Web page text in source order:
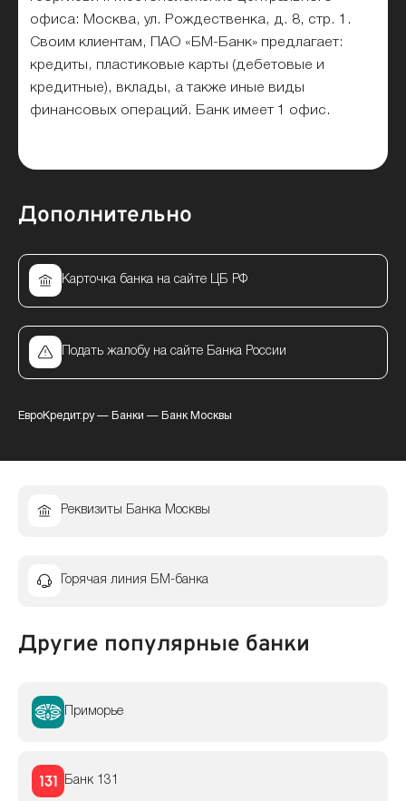
офиса: Москва, ул. Рождественка, д. 8, стр. 1.
Своим клиентам, ПАО «БМ-Банк» предлагает:
кредиты, пластиковые карты (дебетовые и
кредитные), вклады, а также иные виды
финансовых операций. Банк имеет 1 офис.
Дополнительно
Карточка банка на сайте ЦБ РФ
Подать жалобу на сайте Банка России
ЕвроКредит.ру— Банки — Банк Москвы
Реквизиты Банка Москвы
Горячая линия БМ-банка
Другие популярные банки
Приморье
Банк 131